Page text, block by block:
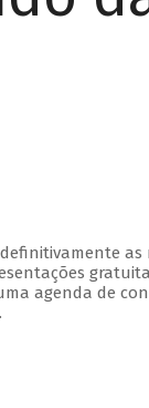
as
agenda de
.